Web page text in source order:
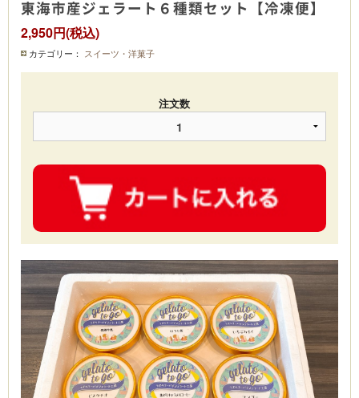
東海市産ジェラート６種類セット【冷凍便】
2,950円(税込)
カテゴリー： スイーツ・洋菓子
注文数